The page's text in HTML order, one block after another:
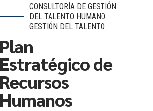
CONSULTORÍA DE GESTIÓN
DEL TALENTO HUMANO
GESTIÓN DEL TALENTO
Plan
Estratégico de
Recursos
Humanos